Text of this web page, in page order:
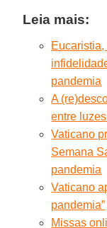
Leia mais:
pandemia
A
entre
Vaticano
Semana
pandemia
Vaticano
pandemia”
Missas